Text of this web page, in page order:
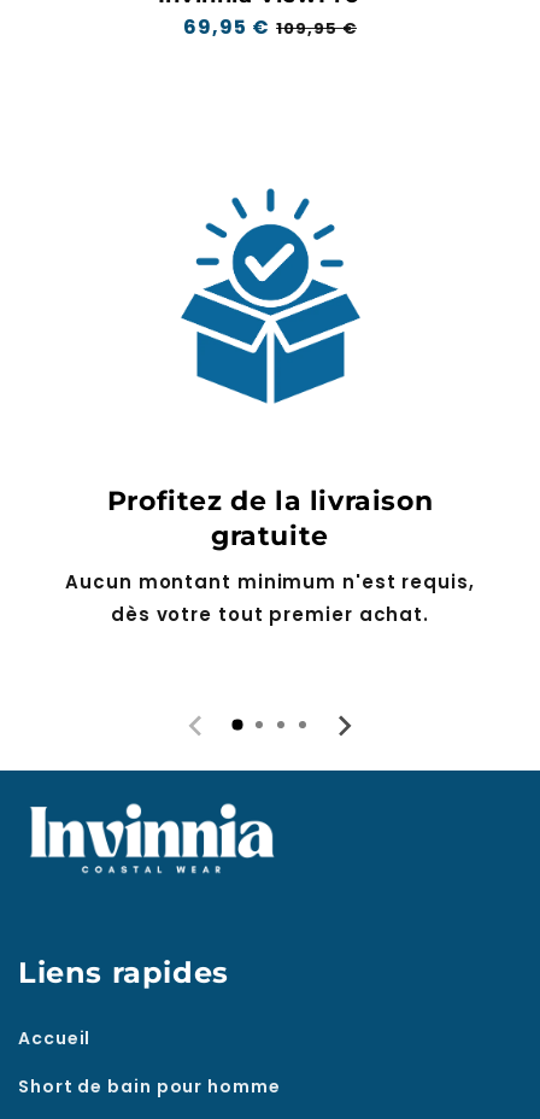
Prix
normal
69,95 € Prix
soldé
109,95 €
Profitez de la livraison
gratuite
dès votre tout premier achat.
Liens rapides
Accueil
Short de bain pour homme